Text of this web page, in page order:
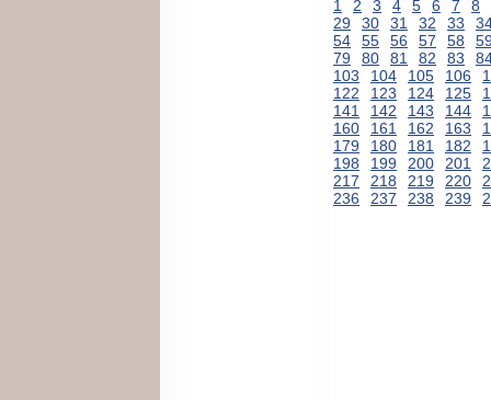
1 2 3 4 5 6 7
8
29
30 31 32 33
54
55 56 57 58
79
80 81 82 83
103
104 105 106
122
123 124 125
141
142 143 144
160
161 162 163
179
180 181 182
198
199 200 201
217
218 219 220
236
237 238 239